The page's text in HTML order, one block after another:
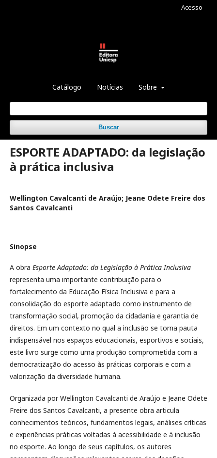
Catálogo Notícias Sobre
Buscar
Acesso
ESPORTE ADAPTADO: da legislação
à prática inclusiva
Wellington Cavalcanti de Araújo; Jeane Odete Freire dos
Santos Cavalcanti
Sinopse
A obra Esporte Adaptado: da Legislação à Prática Inclusiva
representa uma importante contribuição para o
fortalecimento da Educação Física Inclusiva e para a
consolidação do esporte adaptado como instrumento de
transformação social, promoção da cidadania e garantia de
direitos. Em um contexto no qual a inclusão se torna pauta
indispensável nos espaços educacionais, esportivos e sociais,
este livro surge como uma produção comprometida com a
democratização do acesso às práticas corporais e com a
valorização da diversidade humana.
Organizada por Wellington Cavalcanti de Araújo e Jeane Odete
Freire dos Santos Cavalcanti, a presente obra articula
conhecimentos teóricos, fundamentos legais, análises críticas
e experiências práticas voltadas à acessibilidade e à inclusão
no esporte. Ao longo de seus capítulos, os autores